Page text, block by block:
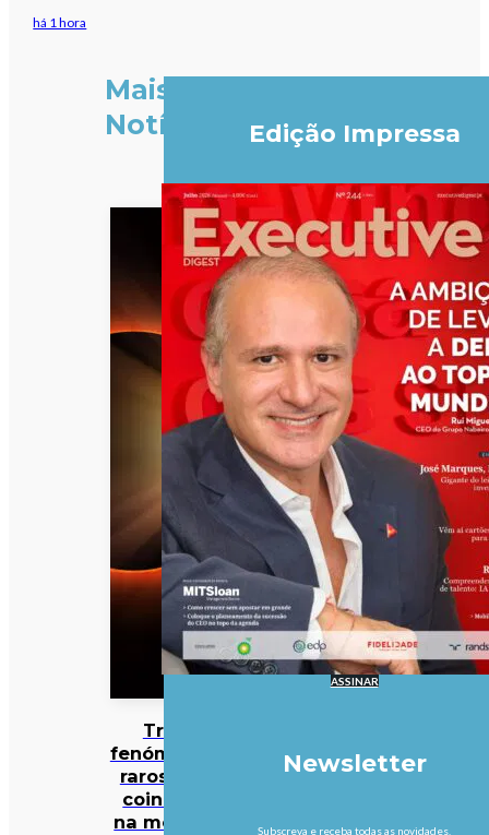
há 1 hora
Mais
Notícias
Três
fenómenos
raros vão
coincidir
na mesma
Edição Impressa
ASSINAR
Newsletter
Subscreva e receba todas as novidades.